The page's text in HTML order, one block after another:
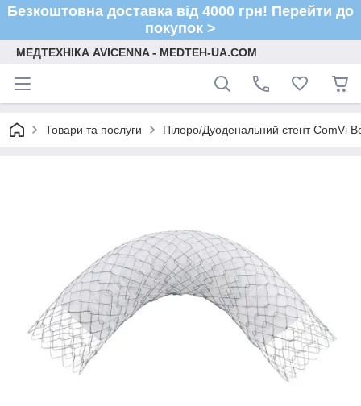
Безкоштовна доставка від 4000 грн! Перейти до
покупок >
МЕДТЕХНІКА AVICENNA - MEDTEH-UA.COM
Товари та послуги Пілоро/Дуоденальний стент ComVi